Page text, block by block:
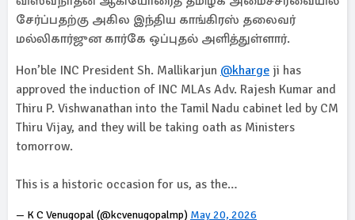
சேர்ப்பதற்கு அகில இந்திய காங்கிரஸ் தலைவர்
மல்லிகார்ஜுன கார்கே ஒப்புதல் அளித்துள்ளார்.
Hon’ble INC President Sh. Mallikarjun @kharge ji has
approved the induction of INC MLAs Adv. Rajesh Kumar and
Thiru P. Vishwanathan into the Tamil Nadu cabinet led by CM
Thiru Vijay, and they will be taking oath as Ministers
tomorrow.
This is a historic occasion for us, as the…
— K C Venugopal (@kcvenugopalmp) May 20, 2026